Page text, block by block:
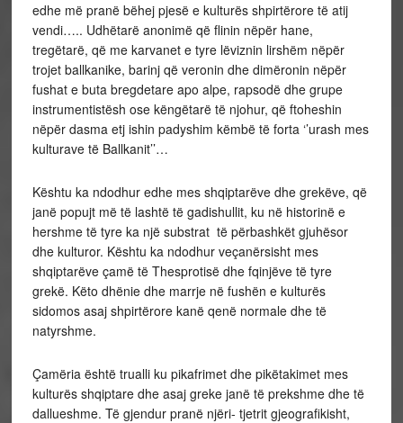
edhe më pranë bëhej pjesë e kulturës shpirtërore të atij
vendi….. Udhëtarë anonimë që flinin nëpër hane,
tregëtarë, që me karvanet e tyre lëviznin lirshëm nëpër
trojet ballkanike, barinj që veronin dhe dimëronin nëpër
fushat e buta bregdetare apo alpe, rapsodë dhe grupe
instrumentistësh ose këngëtarë të njohur, që ftoheshin
nëpër dasma etj ishin padyshim këmbë të forta ‘’urash mes
kulturave të Ballkanit’’…
Kështu ka ndodhur edhe mes shqiptarëve dhe grekëve, që
janë popujt më të lashtë të gadishullit, ku në historinë e
hershme të tyre ka një substrat të përbashkët gjuhësor
dhe kulturor. Kështu ka ndodhur veçanërsisht mes
shqiptarëve çamë të Thesprotisë dhe fqinjëve të tyre
grekë. Këto dhënie dhe marrje në fushën e kulturës
sidomos asaj shpirtërore kanë qenë normale dhe të
natyrshme.
Çamëria është trualli ku pikafrimet dhe pikëtakimet mes
kulturës shqiptare dhe asaj greke janë të prekshme dhe të
dallueshme. Të gjendur pranë njëri- tjetrit gjeografikisht,